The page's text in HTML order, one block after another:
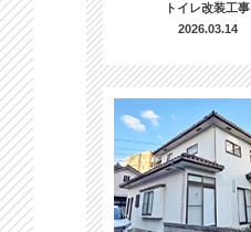
トイレ改装工事
2026.03.14